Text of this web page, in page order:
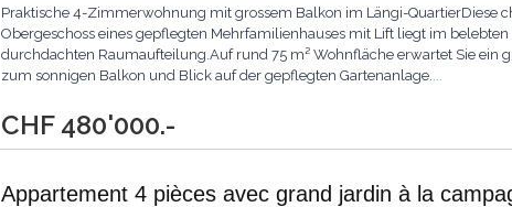
CHF 480'000.-
Praktische 4-Zimmerwohnung mit grossem Balkon im Längi-QuartierDiese
Obergeschoss eines gepflegten Mehrfamilienhauses mit Lift liegt im
durchdachten Raumaufteilung.Auf rund 75 m² Wohnfläche erwartet Sie ein
zum sonnigen Balkon und Blick auf der gepflegten Gartenanlage....
Appartement 4 pièces avec grand jardin à la